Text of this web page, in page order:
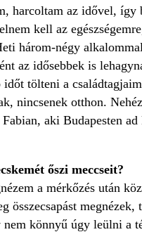
harcoltam az idővel, így
kell az
három-négy
az idősebbek is
tölteni a
nincsenek otthon.
aki Budapesten
őszi meccseit?
a mérkőzés után
összecsapást
nem könnyű úgy leülni